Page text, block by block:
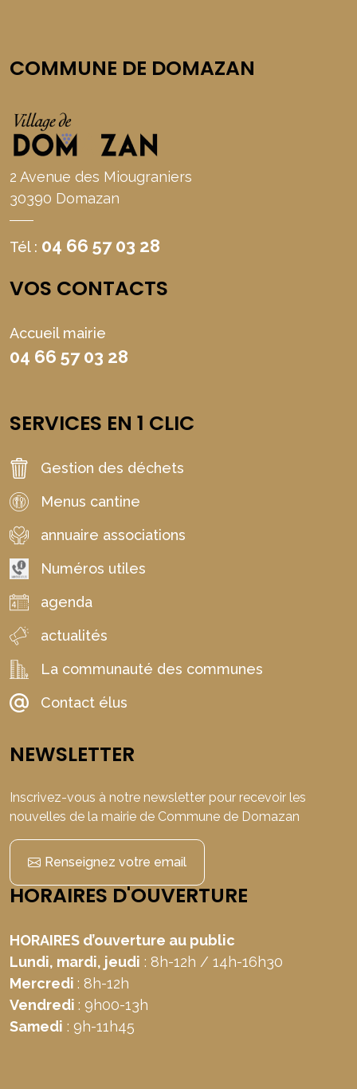
COMMUNE DE DOMAZAN
2 Avenue des Miougraniers
30390 Domazan
Tél : 04 66 57 03 28
VOS CONTACTS
Accueil mairie
04 66 57 03 28
SERVICES EN 1 CLIC
Gestion des déchets
Menus cantine
annuaire associations
Numéros utiles
agenda
actualités
La communauté des communes
Contact élus
NEWSLETTER
Inscrivez-vous à notre newsletter pour recevoir les
nouvelles de la mairie de Commune de Domazan
Renseignez votre email
HORAIRES D'OUVERTURE
HORAIRES d’ouverture au public
Lundi, mardi, jeudi : 8h-12h / 14h-16h30
Mercredi : 8h-12h
Vendredi : 9h00-13h
Samedi : 9h-11h45